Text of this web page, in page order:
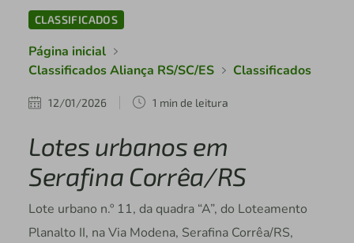
CLASSIFICADOS
Página inicial
Classificados Aliança RS/SC/ES
Classificados
12/01/2026 1 min de leitura
Lotes urbanos em
Serafina Corrêa/RS
Lote urbano n.º 11, da quadra “A”, do Loteamento
Planalto II, na Via Modena, Serafina Corrêa/RS,